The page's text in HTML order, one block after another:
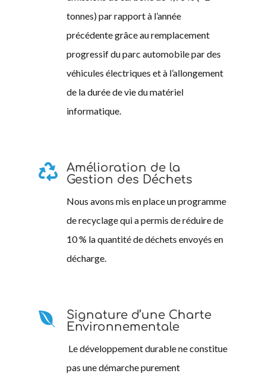
tonnes) par rapport à l’année
précédente grâce au remplacement
progressif du parc automobile par des
véhicules électriques et à l’allongement
de la durée de vie du matériel
informatique.

Amélioration de la
Gestion des Déchets
Nous avons mis en place un programme
de recyclage qui a permis de réduire de
10 % la quantité de déchets envoyés en
décharge.

Signature d’une Charte
Environnementale
Le développement durable ne constitue
pas une démarche purement